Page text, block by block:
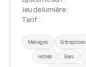
Jeu de lumière :
Tarif :
Mariages Entreprises
Hotels
Bars